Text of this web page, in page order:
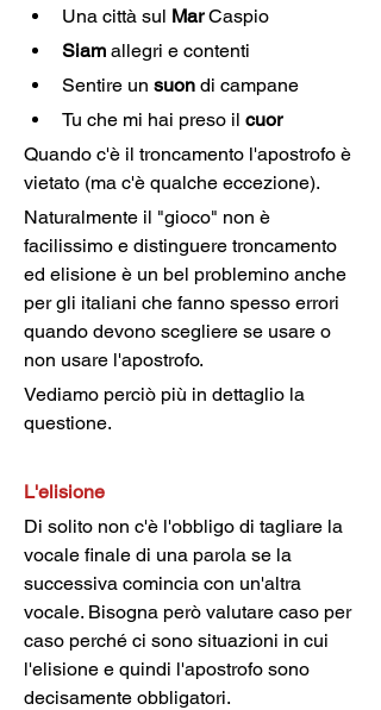
Una città sul Mar Caspio
Siam allegri e contenti
Sentire un suon di campane
Tu che mi hai preso il cuor
Quando c'è il troncamento l'apostrofo è
vietato (ma c'è qualche eccezione).
Naturalmente il "gioco" non è
facilissimo e distinguere troncamento
ed elisione è un bel problemino anche
per gli italiani che fanno spesso errori
quando devono scegliere se usare o
non usare l'apostrofo.
Vediamo perciò più in dettaglio la
questione.
L'elisione
Di solito non c'è l'obbligo di tagliare la
vocale finale di una parola se la
successiva comincia con un'altra
vocale. Bisogna però valutare caso per
caso perché ci sono situazioni in cui
l'elisione e quindi l'apostrofo sono
decisamente obbligatori.